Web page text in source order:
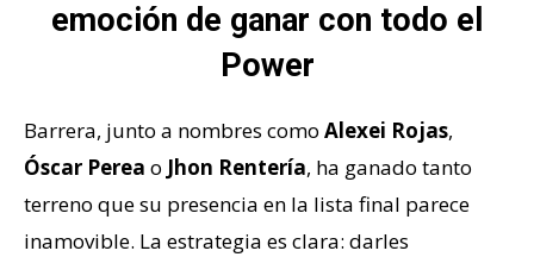
emoción de ganar con todo el
Power
Barrera, junto a nombres como Alexei Rojas,
Óscar Perea o Jhon Rentería, ha ganado tanto
terreno que su presencia en la lista final parece
inamovible. La estrategia es clara: darles